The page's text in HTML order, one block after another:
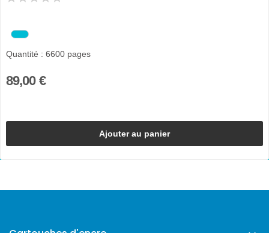
Quantité : 6600 pages
89,00 €
Ajouter au panier